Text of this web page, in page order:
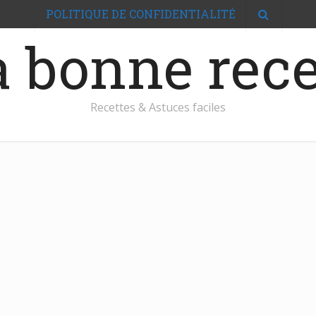
bonne
Recettes & Astuces faciles
POLITIQUE DE CONFIDENTIALITÉ